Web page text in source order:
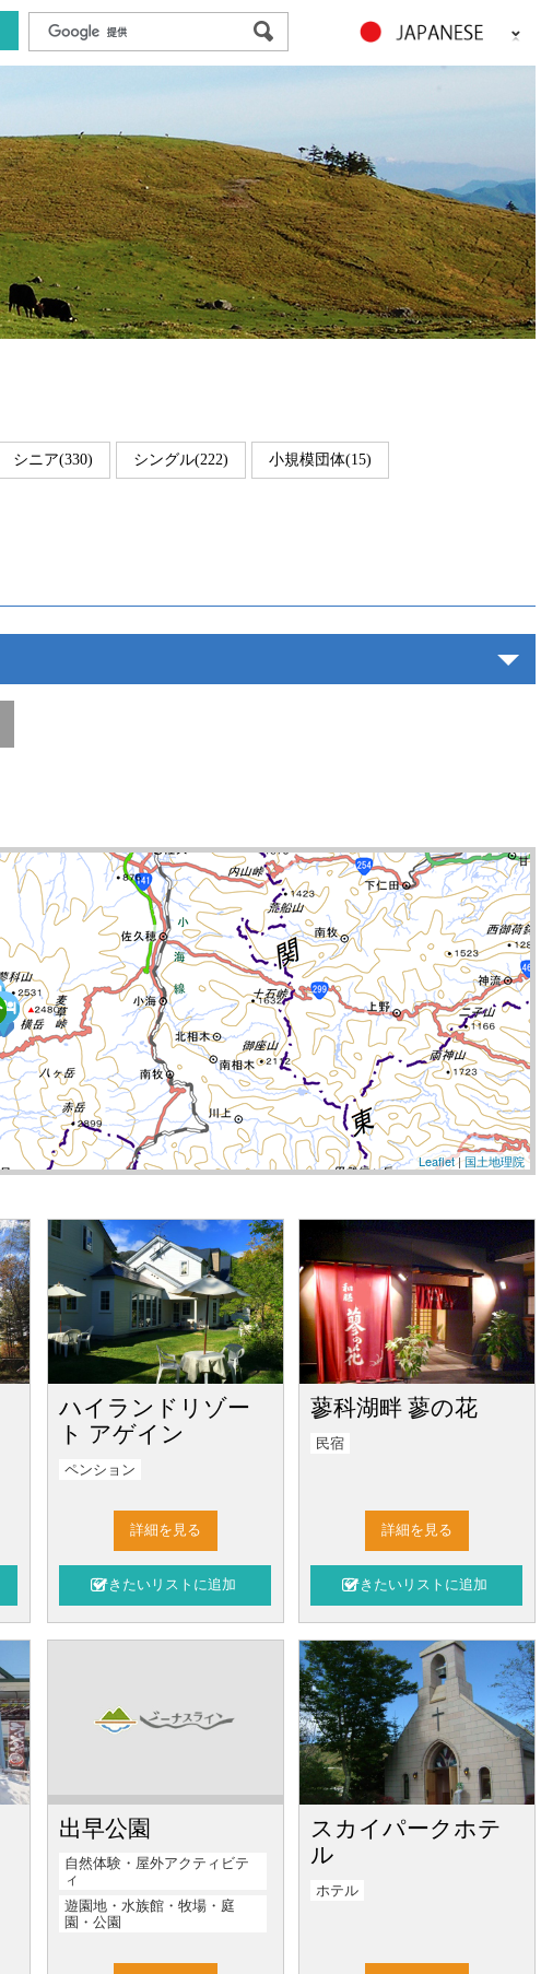
シニア(330) シングル(222) 小規模団体(15)
Leaflet|国土地理院
ハイランドリゾー
ト アゲイン
ペンション
詳細を見る
蓼科湖畔 蓼の花
民宿
詳細を見る
出早公園
自然体験・屋外アクティビテ
ィ
遊園地・水族館・牧場・庭
園・公園
スカイパークホテ
ル
ホテル